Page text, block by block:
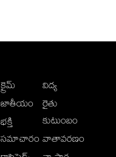
క్రైమ్
జాతీయం
భక్తి
సమాచారం
విద్య
రైతు
కుటుంబం
వాతావరణం